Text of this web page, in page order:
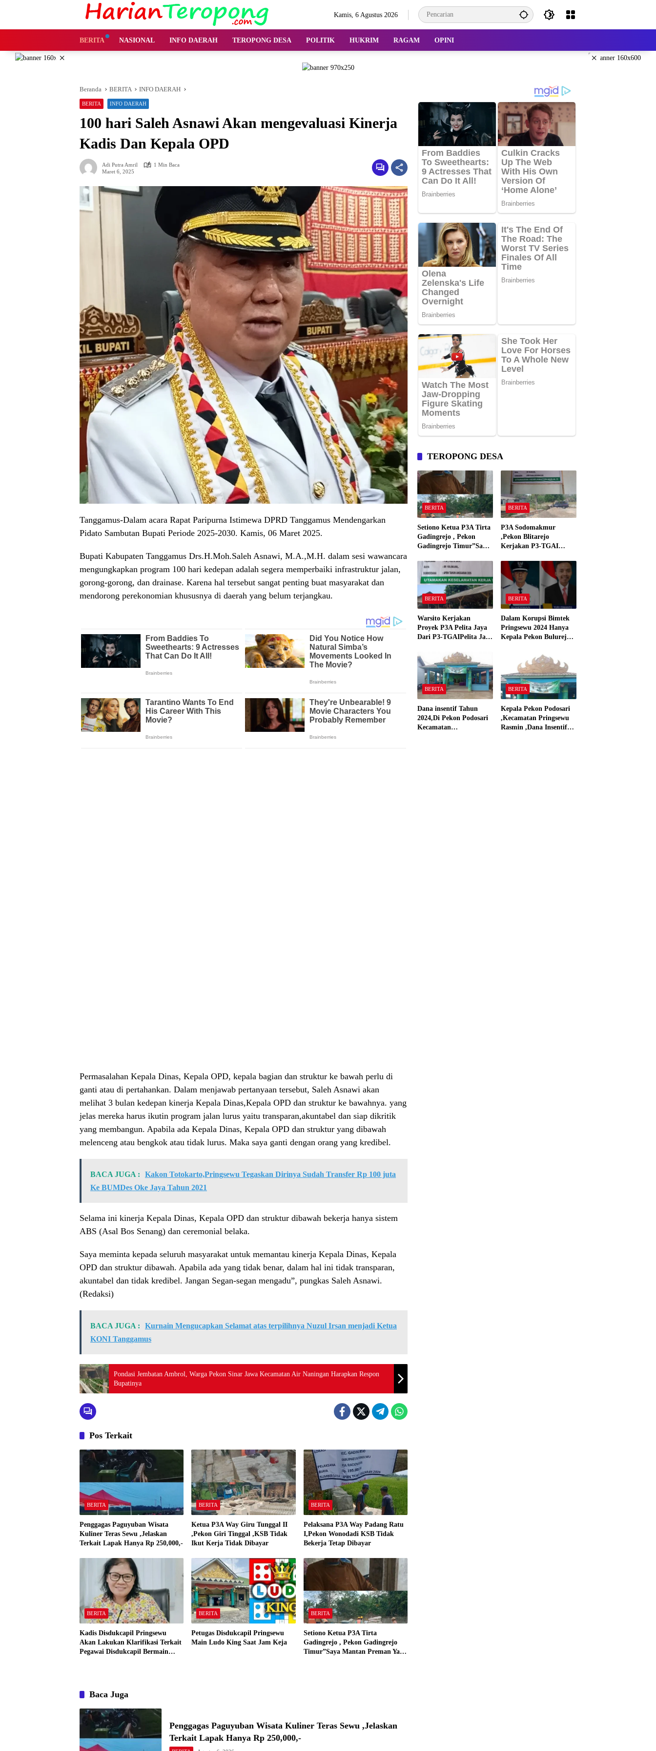
Kamis, 6 Agustus 2026
BERITA NASIONAL INFO DAERAH TEROPONG DESA POLITIK HUKRIM RAGAM OPINI
× ×
Beranda BERITA INFO DAERAH
BERITA INFO DAERAH
100 hari Saleh Asnawi Akan mengevaluasi Kinerja
Kadis Dan Kepala OPD
Adi Putra Amril
1 Min Baca
Maret 6, 2025
Tanggamus-Dalam acara Rapat Paripurna Istimewa DPRD Tanggamus Mendengarkan
Pidato Sambutan Bupati Periode 2025-2030. Kamis, 06 Maret 2025.
Bupati Kabupaten Tanggamus Drs.H.Moh.Saleh Asnawi, M.A.,M.H. dalam sesi wawancara
mengungkapkan program 100 hari kedepan adalah segera memperbaiki infrastruktur jalan,
gorong-gorong, dan drainase. Karena hal tersebut sangat penting buat masyarakat dan
mendorong perekonomian khususnya di daerah yang belum terjangkau.
Permasalahan Kepala Dinas, Kepala OPD, kepala bagian dan struktur ke bawah perlu di
ganti atau di pertahankan. Dalam menjawab pertanyaan tersebut, Saleh Asnawi akan
melihat 3 bulan kedepan kinerja Kepala Dinas,Kepala OPD dan struktur ke bawahnya. yang
jelas mereka harus ikutin program jalan lurus yaitu transparan,akuntabel dan siap dikritik
yang membangun. Apabila ada Kepala Dinas, Kepala OPD dan struktur yang dibawah
melenceng atau bengkok atau tidak lurus. Maka saya ganti dengan orang yang kredibel.
BACA JUGA :
Kakon Totokarto,Pringsewu Tegaskan Dirinya Sudah Transfer Rp 100 juta
Ke BUMDes Oke Jaya Tahun 2021
Selama ini kinerja Kepala Dinas, Kepala OPD dan struktur dibawah bekerja hanya sistem
ABS (Asal Bos Senang) dan ceremonial belaka.
Saya meminta kepada seluruh masyarakat untuk memantau kinerja Kepala Dinas, Kepala
OPD dan struktur dibawah. Apabila ada yang tidak benar, dalam hal ini tidak transparan,
akuntabel dan tidak kredibel. Jangan Segan-segan mengadu”, pungkas Saleh Asnawi.
(Redaksi)
BACA JUGA :
Kurnain Mengucapkan Selamat atas terpilihnya Nuzul Irsan menjadi Ketua
KONI Tanggamus
Pondasi Jembatan Ambrol, Warga Pekon Sinar Jawa Kecamatan Air Naningan Harapkan Respon
Bupatinya
Pos Terkait
BERITA
Penggagas Paguyuban Wisata
Kuliner Teras Sewu ,Jelaskan
Terkait Lapak Hanya Rp 250,000,-
BERITA
Ketua P3A Way Giru Tunggal II
,Pekon Giri Tinggal ,KSB Tidak
Ikut Kerja Tidak Dibayar
BERITA
Pelaksana P3A Way Padang Ratu
I,Pekon Wonodadi KSB Tidak
Bekerja Tetap Dibayar
BERITA
Kadis Disdukcapil Pringsewu
Akan Lakukan Klarifikasi Terkait
Pegawai Disdukcapil Bermain
BERITA
Petugas Disdukcapil Pringsewu
Main Ludo King Saat Jam Keja
BERITA
Setiono Ketua P3A Tirta
Gadingrejo , Pekon Gadingrejo
Timur”Saya Mantan Preman Yang
Baca Juga
Penggagas Paguyuban Wisata Kuliner Teras Sewu ,Jelaskan
Terkait Lapak Hanya Rp 250,000,-
TEROPONG DESA
BERITA
Setiono Ketua P3A Tirta
Gadingrejo , Pekon
Gadingrejo Timur”Saya
Bakar Kantor Camat
Gadingrejo Tahun 2000″
BERITA
P3A Sodomakmur
,Pekon Blitarejo
Kerjakan P3-TGAI
Spesifikasinya
BERITA
Warsito Kerjakan
Proyek P3A Pelita Jaya
Dari P3-TGAIPelita Jaya
“Semua Material Sesuai
Standar”
BERITA
Dalam Korupsi Bimtek
Pringsewu 2024 Hanya
Kepala Pekon Bulurejo
dan Dana Insentif Pekon
BERITA
Dana insentif Tahun
2024,Di Pekon Podosari
Kecamatan
BERITA
Kepala Pekon Podosari
,Kecamatan Pringsewu
Rasmin ,Dana Insentif